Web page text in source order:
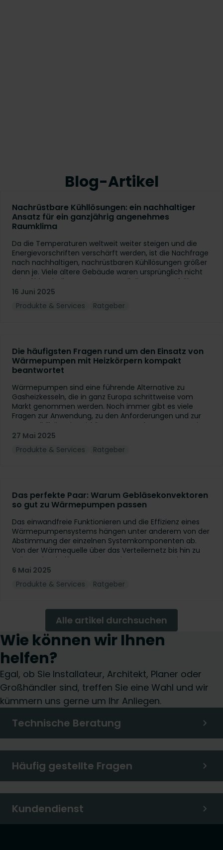
Blog-Artikel
Nachrüstbare Kühllösungen: ein nachhaltiger
Ansatz für ein ganzjährig angenehmes
Raumklima
Da die Temperaturen weltweit weiter steigen und die
Energievorschriften verschärft werden, ist die Nachfrage
nach nachhaltigen, nachrüstbaren Kühllösungen größer
denn je. Viele ältere Gebäude waren ursprünglich nicht
mit Kühltechnik ausgestattet, weil die Sommer früher
nicht so heiß waren. Das hat sich inzwischen geändert
und macht die Nachrüstung zu einer interessanten
Option. Glücklicherweise gibt es heute verschiedene
besten Nachrüstmöglichkeiten für eine ganzjährig
effiziente Klimaregelung betrachten.
16 Juni 2025
Produkte & Services
Ratgeber
Die häufigsten Fragen rund um den Einsatz von
Wärmepumpen mit Heizkörpern kompakt
beantwortet
Wärmepumpen sind eine führende Alternative zu
Gasheizkesseln, die in ganz Europa schrittweise vom
Markt genommen werden. Noch immer gibt es viele
Fragen zur Anwendung, zu den Anforderungen und zur
Kompatibilität mit Heizkörpern. Gerne beantworten wir
Ihnen die 5 häufigsten Fragen, die wir von unseren
Kunden zur Kombination einer Wärmepumpe mit
Heizkörpern erhalten haben.
27 Mai 2025
Produkte & Services
Ratgeber
Das perfekte Paar: Warum Gebläsekonvektoren
so gut zu Wärmepumpen passen
Das einwandfreie Funktionieren und die Effizienz eines
Wärmepumpensystems hängen unter anderem von der
Abstimmung der einzelnen Systemkomponenten ab.
Von der Wärmequelle über das Verteilernetz bis hin zu
Wärmeabgabelösungen kann das System nur dann
seine optimale Leistung erbringen, wenn alles
aufeinander abgestimmt ist. Daher ist es nicht
überraschend, dass Wärmepumpen immer häufiger mit
Kombination ermöglicht eine höhere Energieeffizienz
und zukunftssichere Auslegung von HLK-
Systemlösungen . In diesem Artikel betrachten wir die
technische Synergie zwischen diesen beiden
Komponenten.
6 Mai 2025
Produkte & Services
Ratgeber
Alle artikel durchsuchen
Wie können wir Ihnen
helfen?
Egal, ob Sie Installateur, Architekt, Planer oder
Großhändler sind, treffen Sie eine Wahl und wir
kümmern uns gerne um Ihr Anliegen.
Technische Beratung
Häufig gestellte Fragen
Kundendienst